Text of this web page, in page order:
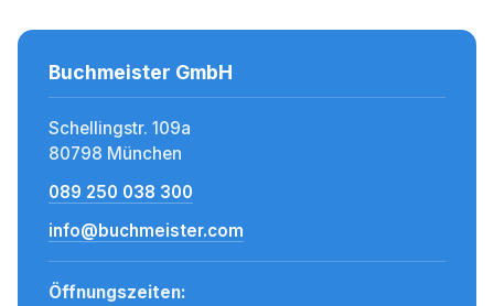
Buchmeister GmbH
Schellingstr. 109a
80798 München
089 250 038 300
info@buchmeister.com
Öffnungszeiten: